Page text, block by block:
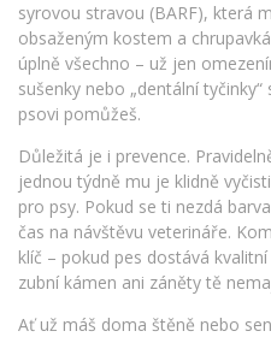
syrovou stravou (BARF), která
obsaženým kostem a
úplně všechno – už jen
sušenky nebo „dentální
psovi pomůžeš.
Důležitá je i prevence.
jednou týdně mu je klidně
pro psy. Pokud se ti nezdá
čas na návštěvu veterináře.
klíč – pokud pes dostává
zubní kámen ani záněty tě
Ať už máš doma štěně nebo